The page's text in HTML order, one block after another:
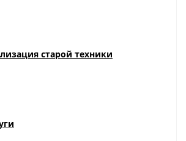
старой техники